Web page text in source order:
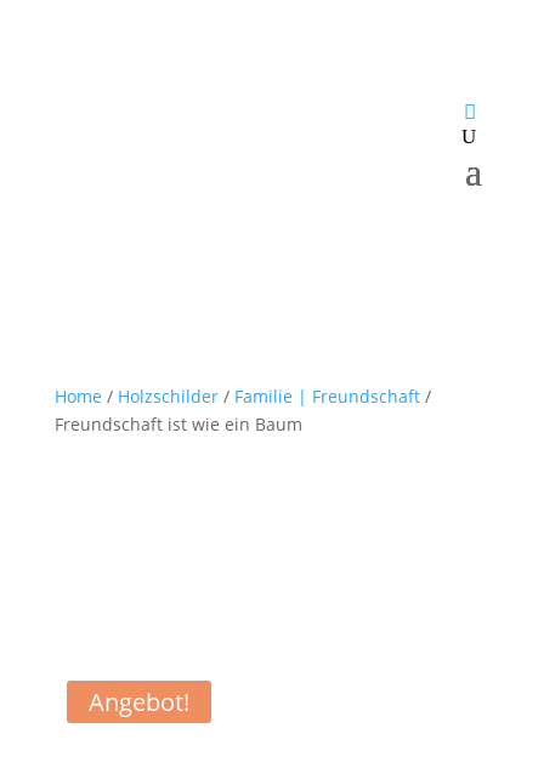
Home / Holzschilder/ Familie | Freundschaft/
Freundschaft ist wie ein Baum
Angebot!